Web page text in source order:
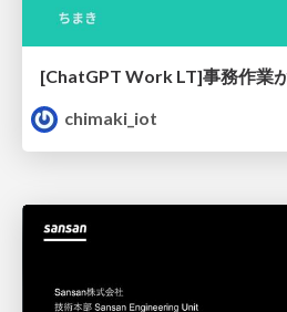
chimaki_iot